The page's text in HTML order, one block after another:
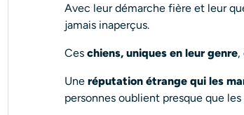
Avec leur démarche fière et leur
jamais inaperçus.
Ces chiens, uniques en leur genre,
Une réputation étrange qui les
personnes oublient presque que